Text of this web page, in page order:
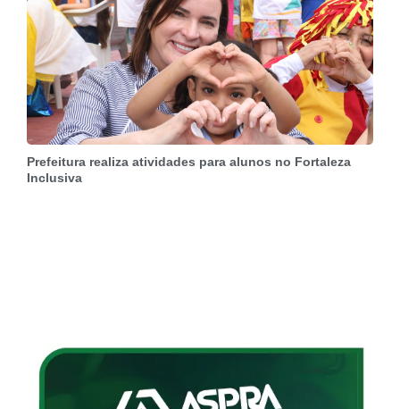
Prefeitura realiza atividades para alunos no Fortaleza
Inclusiva